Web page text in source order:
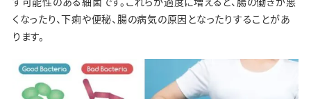
くなったり、下痢や便秘、腸の病気の原因となったりすることがあ
ります。